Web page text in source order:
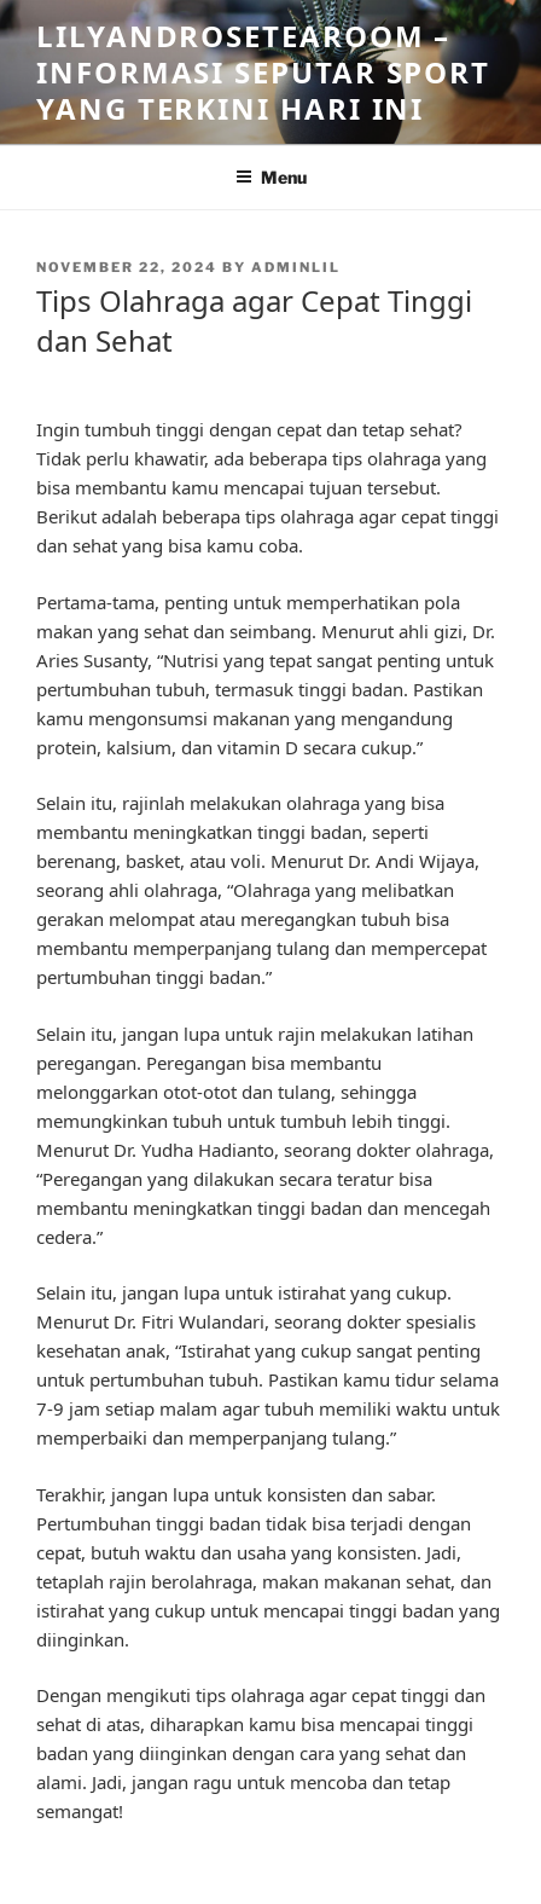
Skip
to
content
LILYANDROSETEAROOM –
INFORMASI SEPUTAR SPORT
YANG TERKINI HARI INI
Menu
POSTED
ON
NOVEMBER 22, 2024 BY ADMINLIL
Tips Olahraga agar Cepat Tinggi
dan Sehat
Ingin tumbuh tinggi dengan cepat dan tetap sehat?
Tidak perlu khawatir, ada beberapa tips olahraga yang
bisa membantu kamu mencapai tujuan tersebut.
Berikut adalah beberapa tips olahraga agar cepat tinggi
dan sehat yang bisa kamu coba.
Pertama-tama, penting untuk memperhatikan pola
makan yang sehat dan seimbang. Menurut ahli gizi, Dr.
Aries Susanty, “Nutrisi yang tepat sangat penting untuk
pertumbuhan tubuh, termasuk tinggi badan. Pastikan
kamu mengonsumsi makanan yang mengandung
protein, kalsium, dan vitamin D secara cukup.”
Selain itu, rajinlah melakukan olahraga yang bisa
membantu meningkatkan tinggi badan, seperti
berenang, basket, atau voli. Menurut Dr. Andi Wijaya,
seorang ahli olahraga, “Olahraga yang melibatkan
gerakan melompat atau meregangkan tubuh bisa
membantu memperpanjang tulang dan mempercepat
pertumbuhan tinggi badan.”
Selain itu, jangan lupa untuk rajin melakukan latihan
peregangan. Peregangan bisa membantu
melonggarkan otot-otot dan tulang, sehingga
memungkinkan tubuh untuk tumbuh lebih tinggi.
Menurut Dr. Yudha Hadianto, seorang dokter olahraga,
“Peregangan yang dilakukan secara teratur bisa
membantu meningkatkan tinggi badan dan mencegah
cedera.”
Selain itu, jangan lupa untuk istirahat yang cukup.
Menurut Dr. Fitri Wulandari, seorang dokter spesialis
kesehatan anak, “Istirahat yang cukup sangat penting
untuk pertumbuhan tubuh. Pastikan kamu tidur selama
7-9 jam setiap malam agar tubuh memiliki waktu untuk
memperbaiki dan memperpanjang tulang.”
Terakhir, jangan lupa untuk konsisten dan sabar.
Pertumbuhan tinggi badan tidak bisa terjadi dengan
cepat, butuh waktu dan usaha yang konsisten. Jadi,
tetaplah rajin berolahraga, makan makanan sehat, dan
istirahat yang cukup untuk mencapai tinggi badan yang
diinginkan.
Dengan mengikuti tips olahraga agar cepat tinggi dan
sehat di atas, diharapkan kamu bisa mencapai tinggi
badan yang diinginkan dengan cara yang sehat dan
alami. Jadi, jangan ragu untuk mencoba dan tetap
semangat!